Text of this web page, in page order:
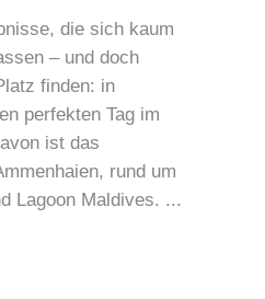
die sich kaum
– und doch
finden: in
perfekten Tag im
ist das
rund um
Lagoon Maldives.